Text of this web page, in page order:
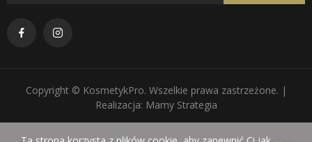
Copyright © KosmetykPro. Wszelkie prawa zastrzeżone. |
Realizacja: Mamy Strategia